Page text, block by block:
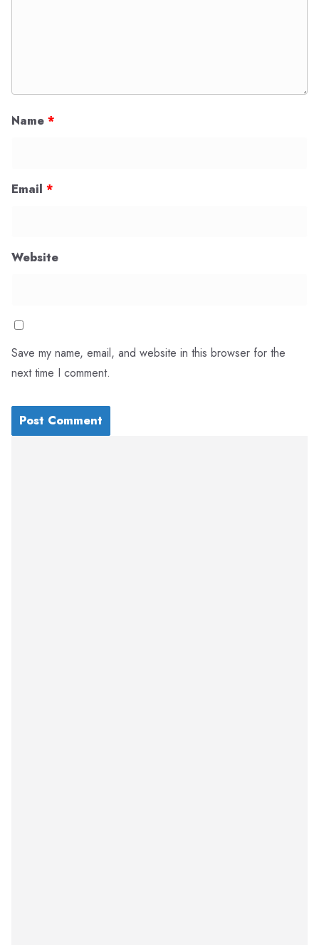
Name *
Email *
Website
Save my name, email, and website in this browser for the
next time I comment.